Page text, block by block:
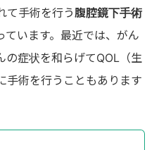
て手術を行う腹腔鏡下手術
ています。最近では、がん
の症状を和らげてQOL（生
手術を行うこともあります